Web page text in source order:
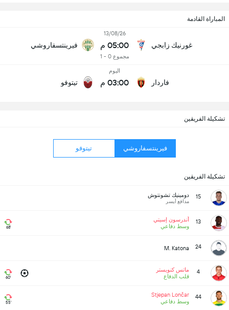
المباراة القادمة
غورنيك زابجي
13/08/26
05:00 م
مجموع 0 - 1
فيرينتسفاروشي
فاردار
اليوم
03:00 م تيتوفو
تشكيلة الفريقين
فيرينتسفاروشي تيتوفو
تشكيلة الفريقين
15 دومينيك تشونتوش
مدافع أيسر
13
أندرسون إسيتي
وسط دفاعي
68'
24
M. Katona
4
ماتس كنويستر
قلب الدفاع
60'
44
Stjepan Lončar
وسط دفاعي
55'